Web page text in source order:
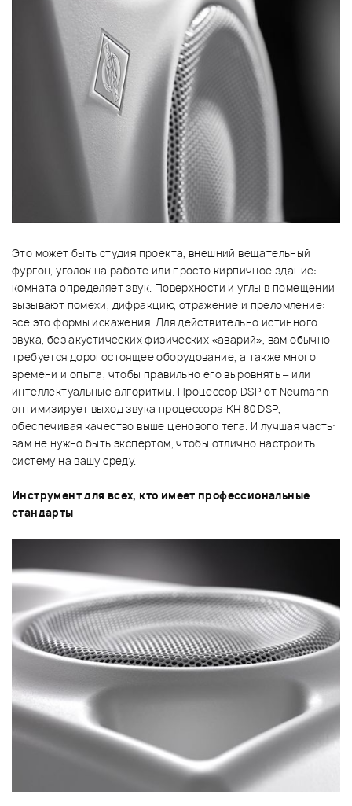
Это может быть студия проекта, внешний вещательный
фургон, уголок на работе или просто кирпичное здание:
комната определяет звук. Поверхности и углы в помещении
вызывают помехи, дифракцию, отражение и преломление:
все это формы искажения. Для действительно истинного
звука, без акустических физических «аварий», вам обычно
требуется дорогостоящее оборудование, а также много
времени и опыта, чтобы правильно его выровнять – или
интеллектуальные алгоритмы. Процессор DSP от Neumann
оптимизирует выход звука процессора KH 80 DSP,
обеспечивая качество выше ценового тега. И лучшая часть:
вам не нужно быть экспертом, чтобы отлично настроить
систему на вашу среду.
Инструмент для всех, кто имеет профессиональные
стандарты